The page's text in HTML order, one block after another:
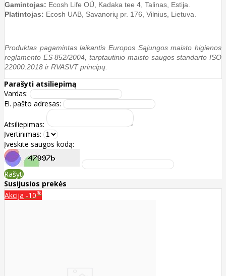
Gamintojas: Ecosh Life OÜ, Kadaka tee 4, Talinas, Estija.
Platintojas: Ecosh UAB, Savanorių pr. 176, Vilnius, Lietuva.
Produktas pagamintas laikantis Europos Sąjungos maisto higienos
reglamento ES 852/2004, tarptautinio maisto saugos standarto ISO
22000:2018 ir RVASVT principų.
Parašyti atsiliepimą
Vardas:
El. pašto adresas:
Atsiliepimas:
Įvertinimas:
Įveskite saugos kodą:
Rašyti
Susijusios prekės
Akcija -10%